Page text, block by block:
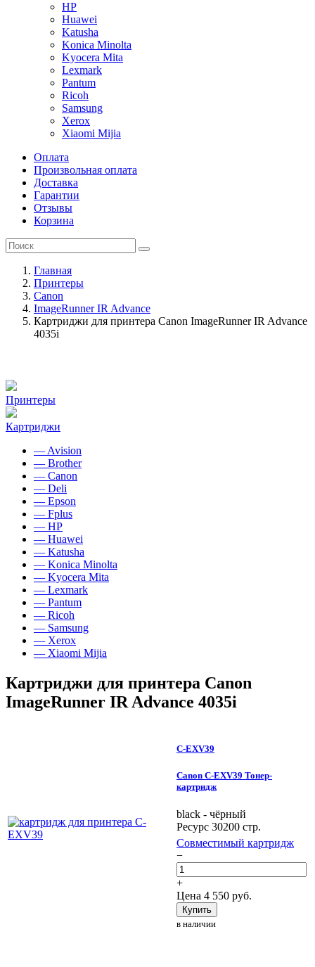
HP
Huawei
Katusha
Konica Minolta
Kyocera Mita
Lexmark
Pantum
Ricoh
Samsung
Xerox
Xiaomi Mijia
Оплата
Произвольная оплата
Доставка
Гарантии
Отзывы
Корзина
Главная
Принтеры
Canon
ImageRunner IR Advance
Картриджи для принтера Canon ImageRunner IR Advance
4035i
Принтеры
Картриджи
— Avision
— Brother
— Canon
— Deli
— Epson
— Fplus
— HP
— Huawei
— Katusha
— Konica Minolta
— Kyocera Mita
— Lexmark
— Pantum
— Ricoh
— Samsung
— Xerox
— Xiaomi Mijia
Картриджи для принтера Canon
ImageRunner IR Advance 4035i
C-EXV39
Canon C-EXV39 Тонер-
картридж
black - чёрный
Ресурс 30200 стр.
Совместимый картридж
−
+
Цена 4 550 руб.
Купить
в наличии